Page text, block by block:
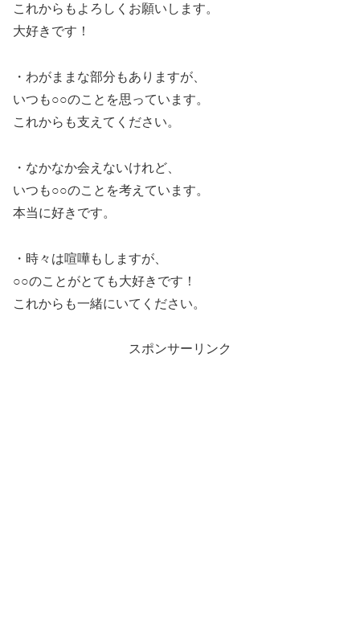
これからもよろしくお願いします。
大好きです！
・わがままな部分もありますが、
いつも○○のことを思っています。
これからも支えてください。
・なかなか会えないけれど、
いつも○○のことを考えています。
本当に好きです。
・時々は喧嘩もしますが、
○○のことがとても大好きです！
これからも一緒にいてください。
スポンサーリンク